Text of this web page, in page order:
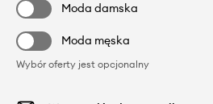
Moda damska
Moda męska
Wybór oferty jest opcjonalny